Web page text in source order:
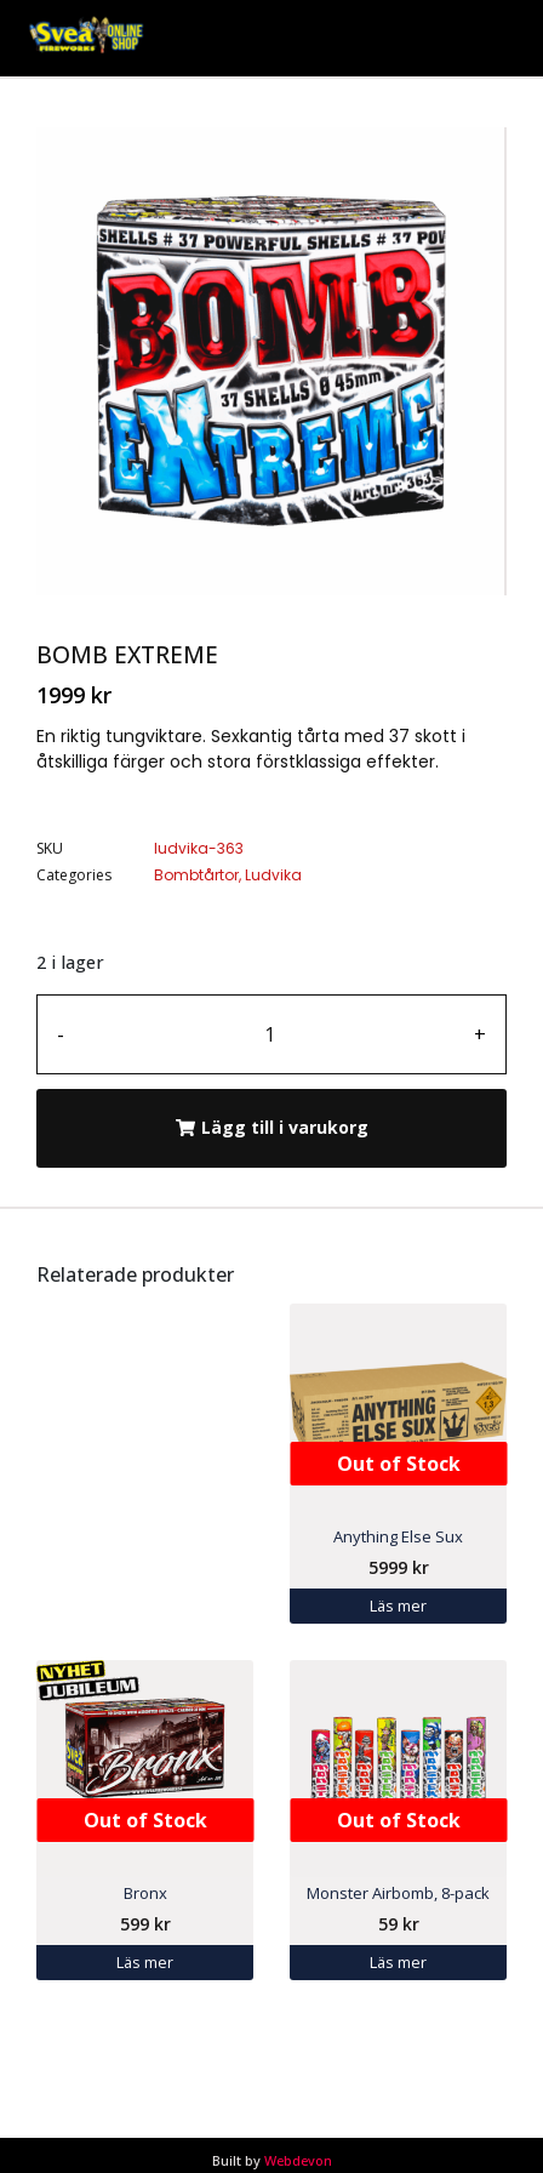
BOMB EXTREME
1999 kr
En riktig tungviktare. Sexkantig tårta med 37 skott i
åtskilliga färger och stora förstklassiga effekter.
SKU
ludvika-363
Categories
Bombtårtor,Ludvika
2 i lager
- +
Lägg till i varukorg
Relaterade produkter
Out of Stock
Anything Else Sux
5999 kr
Läs mer
Out of Stock
Bronx
599 kr
Läs mer
Out of Stock
Monster Airbomb, 8-pack
59 kr
Läs mer
Built by Webdevon